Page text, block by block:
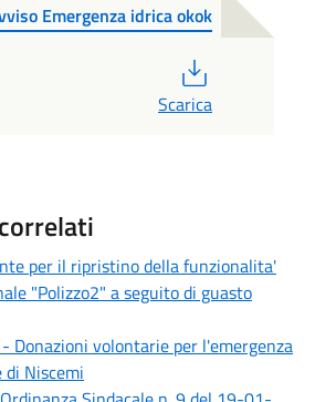
Emergenza idrica okok
Scarica
per il ripristino della funzionalita'
"Polizzo2" a seguito di guasto
Donazioni volontarie per l'emergenza
Niscemi